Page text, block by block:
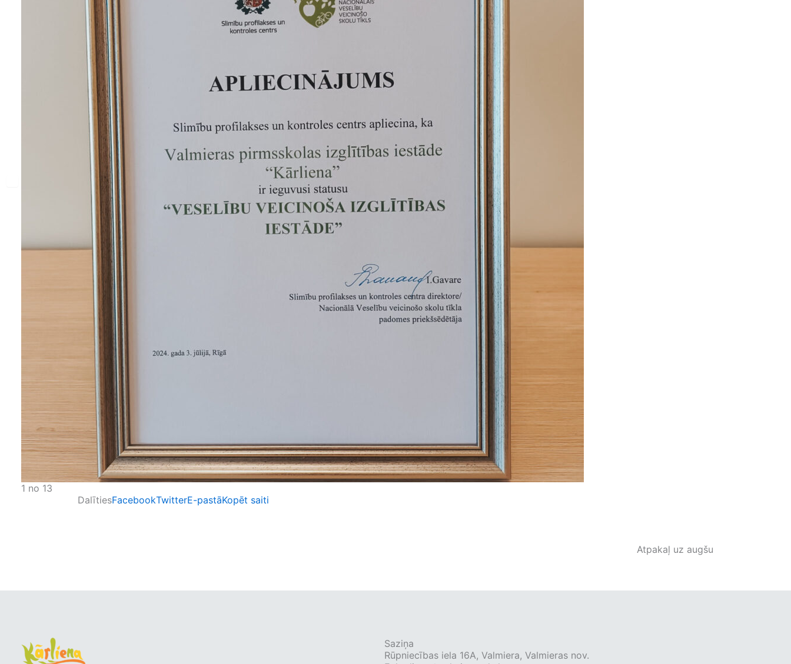
1 no 13
DalītiesFacebookTwitterE-pastāKopēt saiti
Atpakaļ uz augšu
Saziņa
Rūpniecības iela 16A, Valmiera, Valmieras nov.